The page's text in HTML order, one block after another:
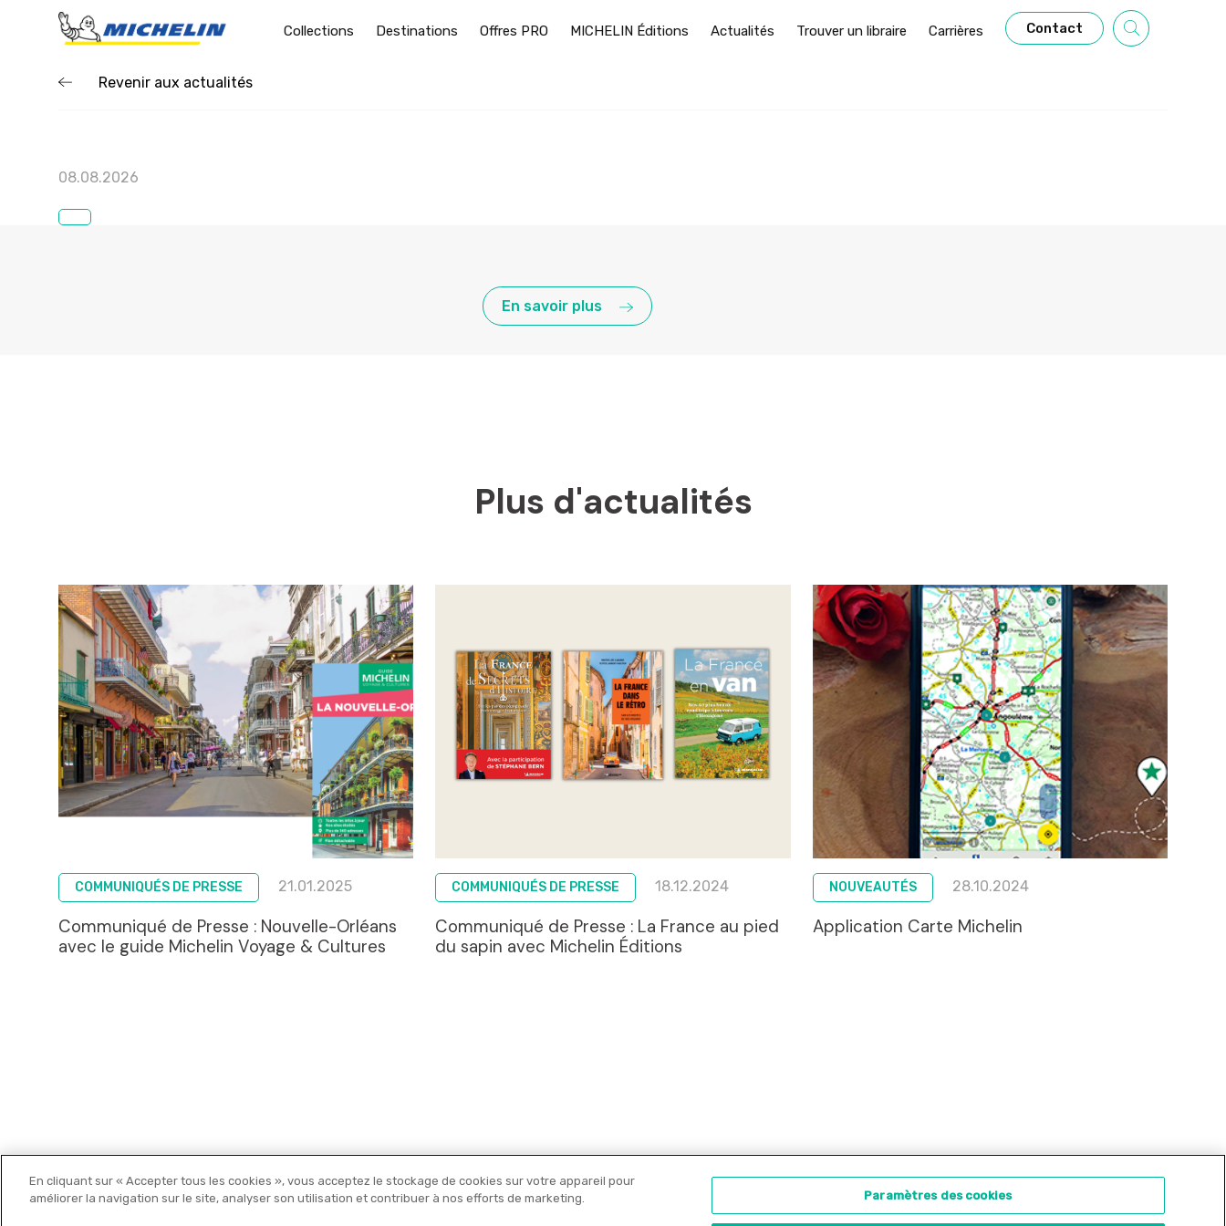
Collections Destinations Offres PRO MICHELIN Éditions Actualités Trouver un libraire Carrières Contact
Revenir aux actualités
08.08.2026
En savoir plus
Plus d'actualités
COMMUNIQUÉS DE PRESSE 21.01.2025
Communiqué de Presse : Nouvelle-Orléans
avec le guide Michelin Voyage & Cultures
COMMUNIQUÉS DE PRESSE 18.12.2024
Communiqué de Presse : La France au pied
du sapin avec Michelin Éditions
NOUVEAUTÉS 28.10.2024
Application Carte Michelin
Michelin Editions Nos libraires Offres PRO
En cliquant sur « Accepter tous les cookies », vous acceptez le stockage de cookies sur votre appareil pour
améliorer la navigation sur le site, analyser son utilisation et contribuer à nos efforts de marketing.
Paramètres des cookies